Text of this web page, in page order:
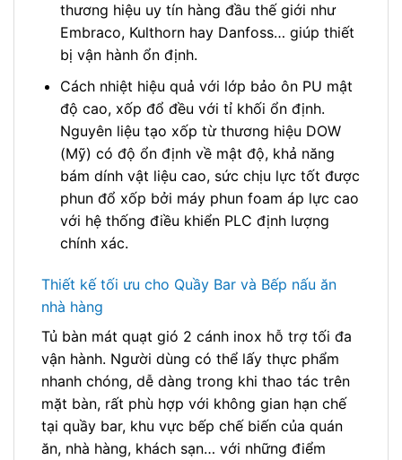
thương hiệu uy tín hàng đầu thế giới như
Embraco, Kulthorn hay Danfoss… giúp thiết
bị vận hành ổn định.
Cách nhiệt hiệu quả với lớp bảo ôn PU mật
độ cao, xốp đổ đều với tỉ khối ổn định.
Nguyên liệu tạo xốp từ thương hiệu DOW
(Mỹ) có độ ổn định về mật độ, khả năng
bám dính vật liệu cao, sức chịu lực tốt được
phun đổ xốp bởi máy phun foam áp lực cao
với hệ thống điều khiển PLC định lượng
chính xác.
Thiết kế tối ưu cho Quầy Bar và Bếp nấu ăn
nhà hàng
Tủ bàn mát quạt gió 2 cánh inox hỗ trợ tối đa
vận hành. Người dùng có thể lấy thực phẩm
nhanh chóng, dễ dàng trong khi thao tác trên
mặt bàn, rất phù hợp với không gian hạn chế
tại quầy bar, khu vực bếp chế biến của quán
ăn, nhà hàng, khách sạn… với những điểm